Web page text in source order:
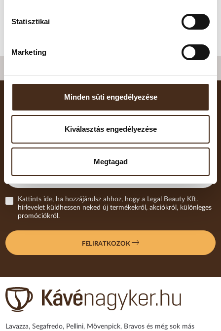
Statisztikai
Marketing
Minden süti engedélyezése
Kiválasztás engedélyezése
Megtagad
IRATKOZZ FEL HÍRLEVELÜNKRE:
Legfrissebb termékek, akciók és eladások
Kattints ide, ha hozzájárulsz ahhoz, hogy a Legal Beauty Kft.
hírlevelet küldhessen neked új termékekről, akciókról, különleges
promóciókról.
FELIRATKOZOK
Lavazza, Segafredo, Pellini, Mövenpick, Bravos és még sok más